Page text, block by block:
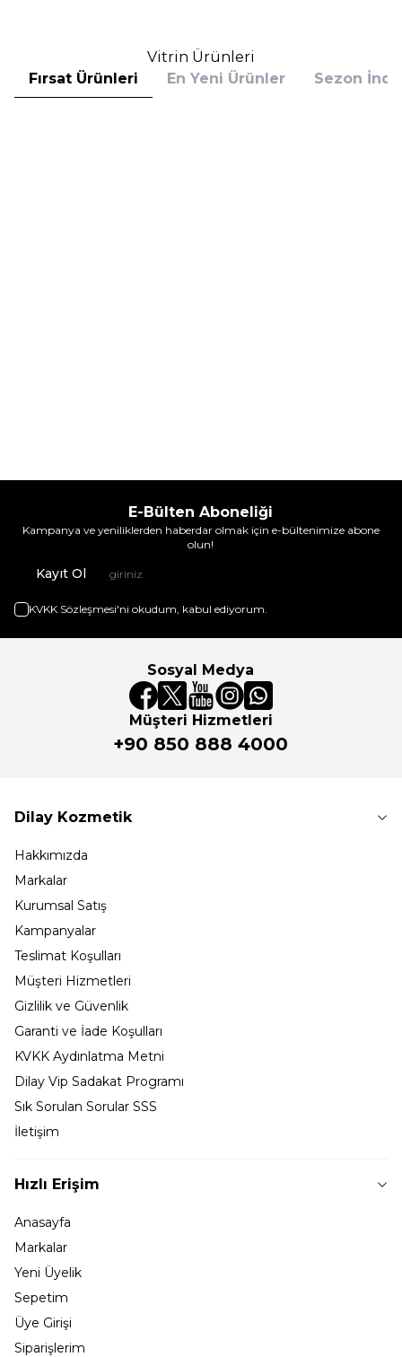
Vitrin Ürünleri
Fırsat Ürünleri
En Yeni Ürünler Sezon
E-Bülten Aboneliği
Kampanya ve yeniliklerden haberdar olmak için e-bültenimize abone
olun!
Kayıt Ol
KVKK Sözleşmesi'ni okudum, kabul ediyorum.
Sosyal Medya
Müşteri Hizmetleri
+90 850 888 4000
Dilay Kozmetik
Hakkımızda
Markalar
Kurumsal Satış
Kampanyalar
Teslimat Koşulları
Müşteri Hizmetleri
Gizlilik ve Güvenlik
Garanti ve İade Koşulları
KVKK Aydınlatma Metni
Dilay Vip Sadakat Programı
Sık Sorulan Sorular SSS
İletişim
Hızlı Erişim
Anasayfa
Markalar
Yeni Üyelik
Sepetim
Üye Girişi
Siparişlerim